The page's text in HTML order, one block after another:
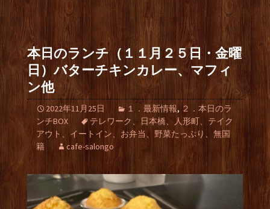
本日のランチ（１１月２５日・金曜
日）バターチキンカレー、マフィ
ン他
2022年11月25日 １．最新情報, ２．本日のラ
ンチBOX
テレワーク、日本橋、人形町、テイク
アウト、イートイン、お弁当、野菜たっぷり、無国
籍
cafe-salongo